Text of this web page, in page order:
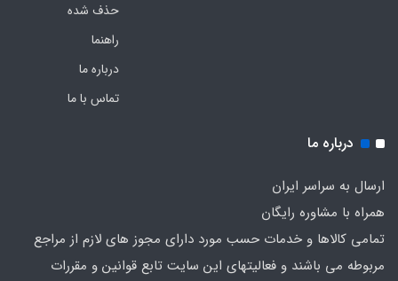
حذف شده
راهنما
درباره ما
تماس با ما
درباره ما
ارسال به سراسر ایران
همراه با مشاوره رایگان
تمامی کالاها و خدمات حسب مورد دارای مجوز های لازم از مراجع
مربوطه می باشند و فعالیتهای این سایت تابع قوانین و مقررات